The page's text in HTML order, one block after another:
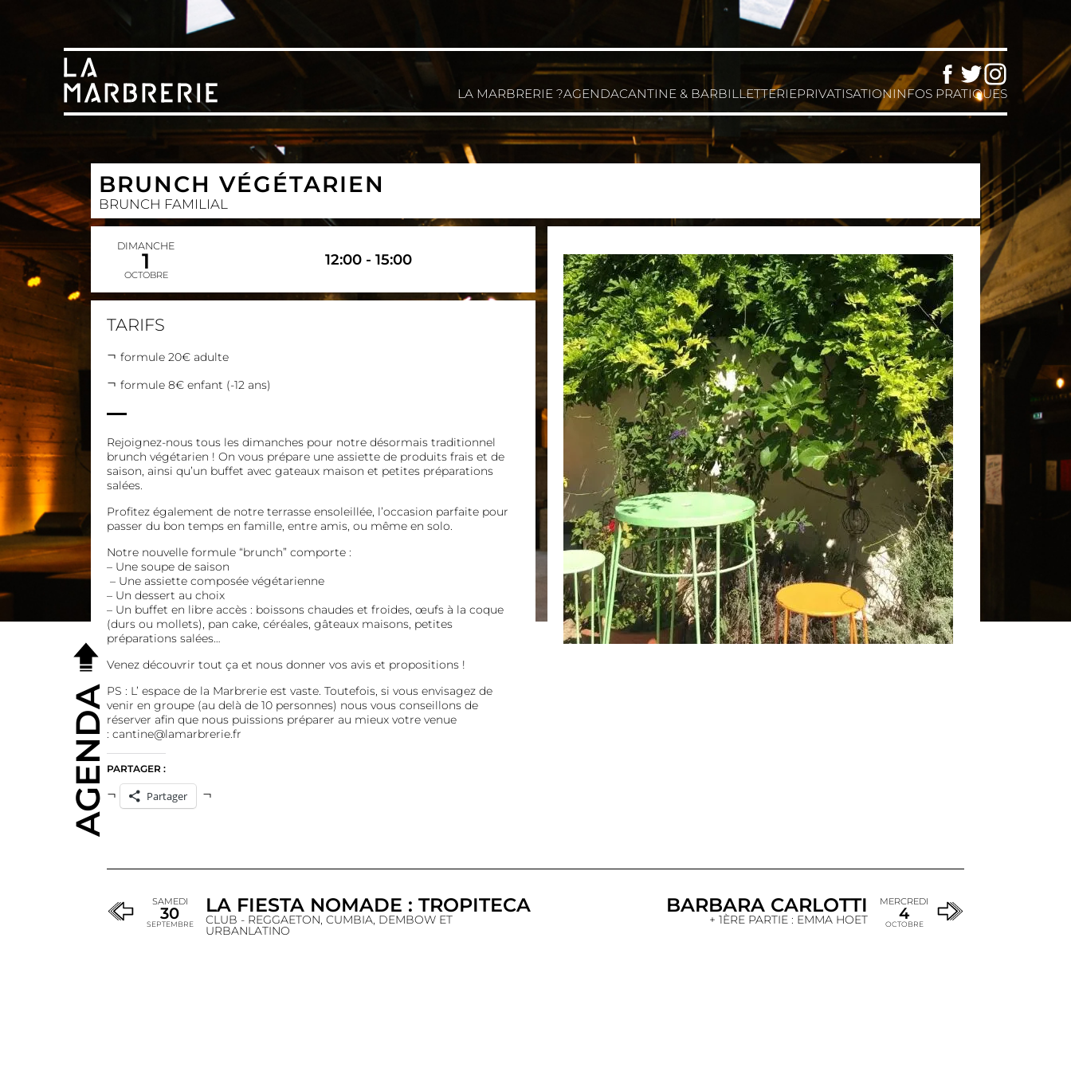
Facebook
TwitterInstagram
LA MARBRERIE ?AGENDACANTINE & BARBILLETTERIEPRIVATISATIONINFOS PRATIQUES
BRUNCH VÉGÉTARIEN
BRUNCH FAMILIAL
DIMANCHE
1
OCTOBRE
12:00 - 15:00
TARIFS
formule 20€ adulte
formule 8€ enfant (-12 ans)
Rejoignez-nous tous les dimanches pour notre désormais traditionnel
brunch végétarien ! On vous prépare une assiette de produits frais et de
saison, ainsi qu’un buffet avec gateaux maison et petites préparations
salées.
Profitez également de notre terrasse ensoleillée, l’occasion parfaite pour
passer du bon temps en famille, entre amis, ou même en solo.
Notre nouvelle formule “brunch” comporte :
– Une soupe de saison
– Une assiette composée végétarienne
– Un dessert au choix
– Un buffet en libre accès : boissons chaudes et froides, œufs à la coque
(durs ou mollets), pan cake, céréales, gâteaux maisons, petites
préparations salées…
Venez découvrir tout ça et nous donner vos avis et propositions !
PS : L’ espace de la Marbrerie est vaste. Toutefois, si vous envisagez de
venir en groupe (au delà de 10 personnes) nous vous conseillons de
réserver afin que nous puissions préparer au mieux votre venue
: cantine@lamarbrerie.fr
PARTAGER :
Partager
SAMEDI
30
SEPTEMBRE
LA FIESTA NOMADE : TROPITECA
CLUB - REGGAETON, CUMBIA, DEMBOW ET
URBANLATINO
BARBARA CARLOTTI
+ 1ÈRE PARTIE : EMMA HOET
MERCREDI
4
OCTOBRE
AGENDA